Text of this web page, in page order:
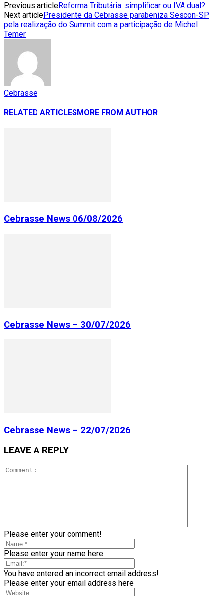
Previous articleReforma Tributária: simplificar ou IVA dual?
Next articlePresidente da Cebrasse parabeniza Sescon-SP
pela realização do Summit com a participação de Michel
Temer
Cebrasse
RELATED ARTICLESMORE FROM AUTHOR
Cebrasse News 06/08/2026
Cebrasse News – 30/07/2026
Cebrasse News – 22/07/2026
LEAVE A REPLY
Please enter your comment!
Please enter your name here
You have entered an incorrect email address!
Please enter your email address here